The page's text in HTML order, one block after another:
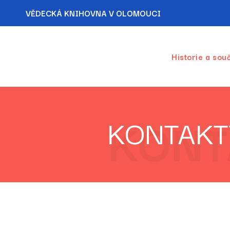
VĚDECKÁ KNIHOVNA V OLOMOUCI
Historie a